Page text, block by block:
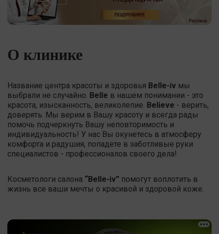
О клинике
Название центра красоты и здоровья Belle-iv мы
выбрали не случайно. Belle в нашем понимании - это
красота, изысканность, великолепие. Believe - верить,
доверять. Мы верим в Вашу красоту и всегда рады
помочь подчеркнуть Вашу неповторимость и
индивидуальность! У нас Вы окунетесь в атмосферу
комфорта и радушия, попадете в заботливые руки
специалистов - профессионалов своего дела!
Косметологи салона “Belle-iv” помогут воплотить в
жизнь все ваши мечты о красивой и здоровой коже.